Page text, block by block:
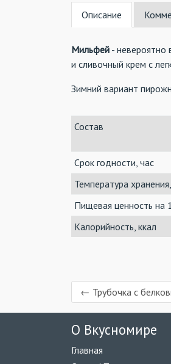
Описание
Мильфей - невероятно
и сливочный крем с
Зимний вариант
Состав
Срок годности, час
Температура
Пищевая ценность на
Калорийность, ккал
← Трубочка с
О Вкусномире
Главная